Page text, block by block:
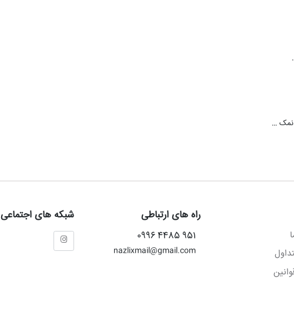
راه های ارتباطی
951 4485 0996
nazlixmail@gmail.com
شبکه های اجتماعی